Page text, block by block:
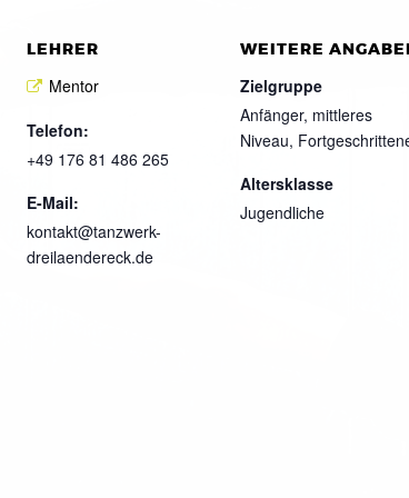
LEHRER
Mentor
Telefon:
+49 176 81 486 265
E-Mail:
kontakt@tanzwerk-
dreilaendereck.de
WEITERE
Zielgruppe
Anfänger, mittleres
Niveau,
Altersklasse
Jugendliche